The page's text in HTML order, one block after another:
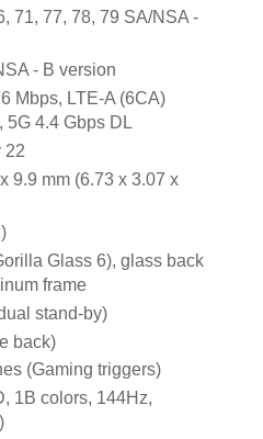
71, 77, 78, 79 SA/NSA -
- B version
Mbps, LTE-A (6CA)
5G 4.4 Gbps DL
22
9.9 mm (6.73 x 3.07 x
Glass 6), glass back
frame
stand-by)
back)
(Gaming triggers)
1B colors, 144Hz,